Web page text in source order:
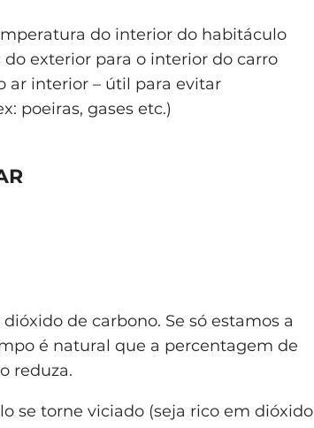
do interior do habitáculo
do exterior para o interior do carro
ar interior – útil para evitar
poeiras, gases etc.)
de carbono. Se só estamos a
é natural que a percentagem de
reduza.
se torne viciado (seja rico em dióxido